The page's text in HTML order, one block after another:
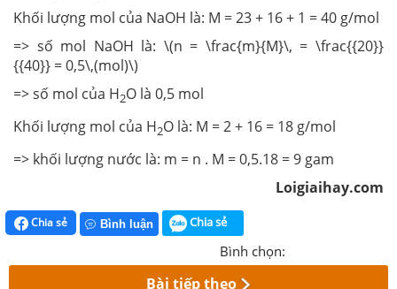
Khối lượng mol của NaOH là: M = 23 + 16 + 1 = 40 g/mol
=> số mol NaOH là: \(n = \frac{m}{M}\, = \frac{{20}}
{{40}} = 0,5\,(mol)\)
=> số mol của H2O là 0,5 mol
Khối lượng mol của H2O là: M = 2 + 16 = 18 g/mol
=> khối lượng nước là: m = n . M = 0,5.18 = 9 gam
Loigiaihay.com
Chia sẻ Bình luận Chia sẻ
Bình chọn:
Bài tiếp theo